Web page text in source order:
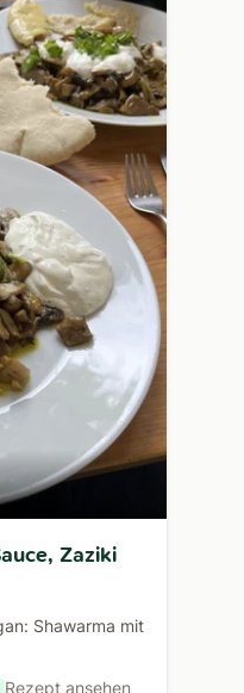
Zaziki
Shawarma mit
Rezept ansehen